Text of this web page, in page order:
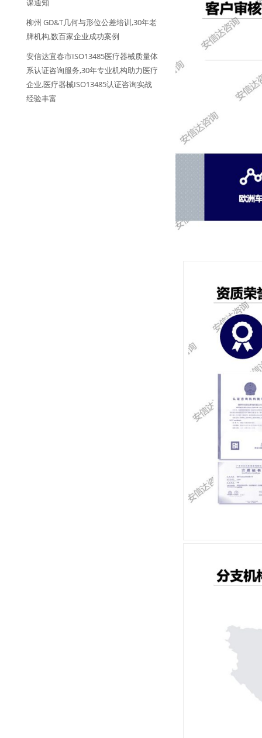
课通知
柳州 GD&T几何与形位公差培训,30年老
牌机构,数百家企业成功案例
安信达宜春市ISO13485医疗器械质量体
系认证咨询服务,30年专业机构助力医疗
企业,医疗器械ISO13485认证咨询实战
经验丰富